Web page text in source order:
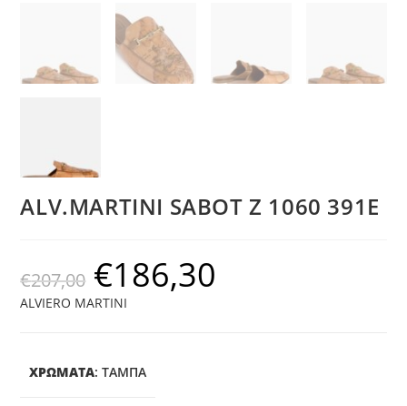
ALV.MARTINI SABOT Z 1060 391E
€207,00 €186,30
ALVIERO MARTINI
ΧΡΩΜΑΤΑ: ΤΑΜΠΆ